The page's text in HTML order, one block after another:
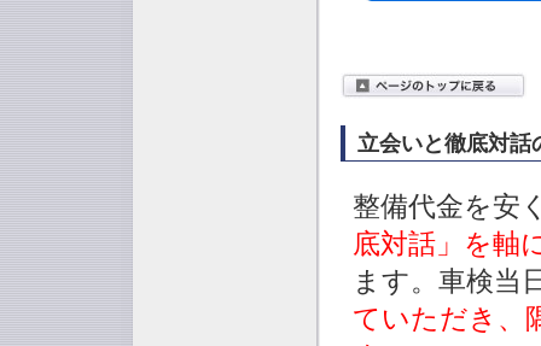
立会いと徹底対話
整備代金を安
底対話」を軸
ます。車検当
ていただき、